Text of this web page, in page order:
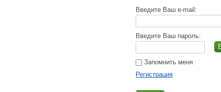
Введите Ваш e-mail:
Введите Ваш пароль:
Запомнить меня
Регистрация